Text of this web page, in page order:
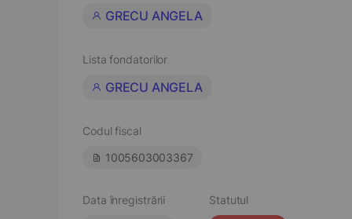
GRECU ANGELA
Lista fondatorilor
GRECU ANGELA
Codul fiscal
1005603003367
Data înregistrării
Statutul